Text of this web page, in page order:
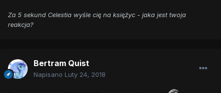
Za 5 sekund Celestia wyśle cię na księżyc - jaka jest twoja
reakcja?
Bertram Quist
Napisano Luty 24, 2018